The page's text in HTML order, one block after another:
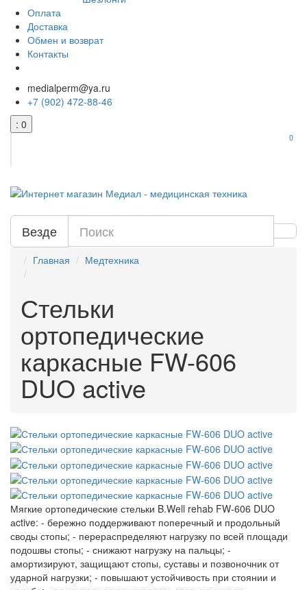
Оплата
Доставка
Обмен и возврат
Контакты
medialperm@ya.ru
+7 (902) 472-88-46
: 0
0
Везде
Главная Медтехника
Стельки
ортопедические
каркасные FW-606
DUO active
Мягкие ортопедические стельки B.Well rehab FW-606 DUO
аctive: - бережно поддерживают поперечный и продольный
своды стопы; - перераспределяют нагрузку по всей площади
подошвы стопы; - снижают нагрузку на пальцы; -
амортизируют, защищают стопы, суставы и позвоночник от
ударной нагрузки; - повышают устойчивость при стоянии и